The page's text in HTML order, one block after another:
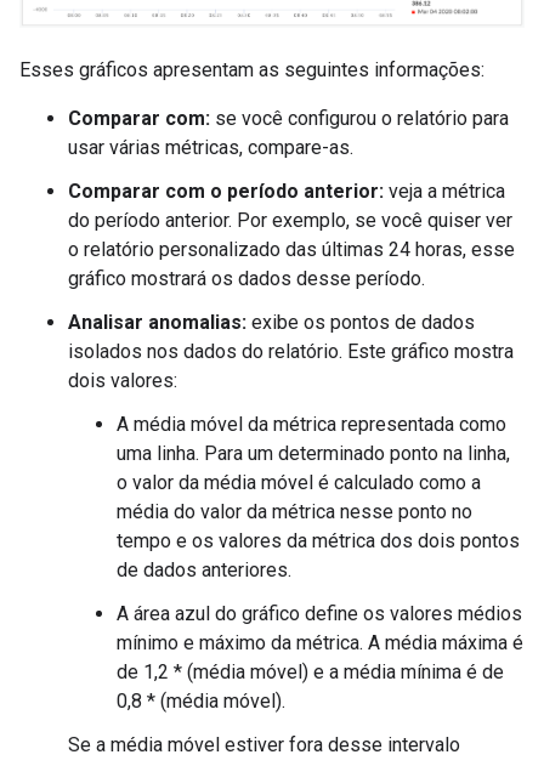
Esses gráficos apresentam as seguintes informações:
Comparar com: se você configurou o relatório para
usar várias métricas, compare-as.
Comparar com o período anterior: veja a métrica
do período anterior. Por exemplo, se você quiser ver
o relatório personalizado das últimas 24 horas, esse
gráfico mostrará os dados desse período.
Analisar anomalias: exibe os pontos de dados
isolados nos dados do relatório. Este gráfico mostra
dois valores:
A média móvel da métrica representada como
uma linha. Para um determinado ponto na linha,
o valor da média móvel é calculado como a
média do valor da métrica nesse ponto no
tempo e os valores da métrica dos dois pontos
de dados anteriores.
A área azul do gráfico define os valores médios
mínimo e máximo da métrica. A média máxima é
de 1,2 * (média móvel) e a média mínima é de
0,8 * (média móvel).
Se a média móvel estiver fora desse intervalo